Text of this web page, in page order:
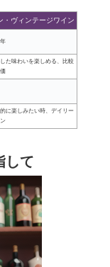
・ヴィンテージワイン
た味わいを楽しめる、比較
的に楽しみたい時、デイリー
して